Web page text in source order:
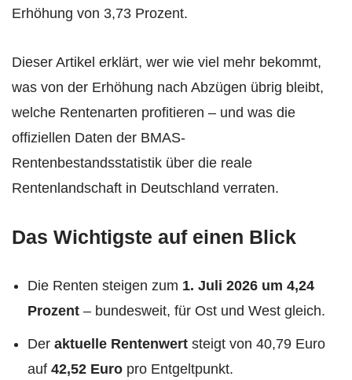
Erhöhung von 3,73 Prozent.
Dieser Artikel erklärt, wer wie viel mehr bekommt,
was von der Erhöhung nach Abzügen übrig bleibt,
welche Rentenarten profitieren – und was die
offiziellen Daten der BMAS-
Rentenbestandsstatistik über die reale
Rentenlandschaft in Deutschland verraten.
Das Wichtigste auf einen Blick
Die Renten steigen zum 1. Juli 2026 um 4,24
Prozent – bundesweit, für Ost und West gleich.
Der aktuelle Rentenwert steigt von 40,79 Euro
auf 42,52 Euro pro Entgeltpunkt.